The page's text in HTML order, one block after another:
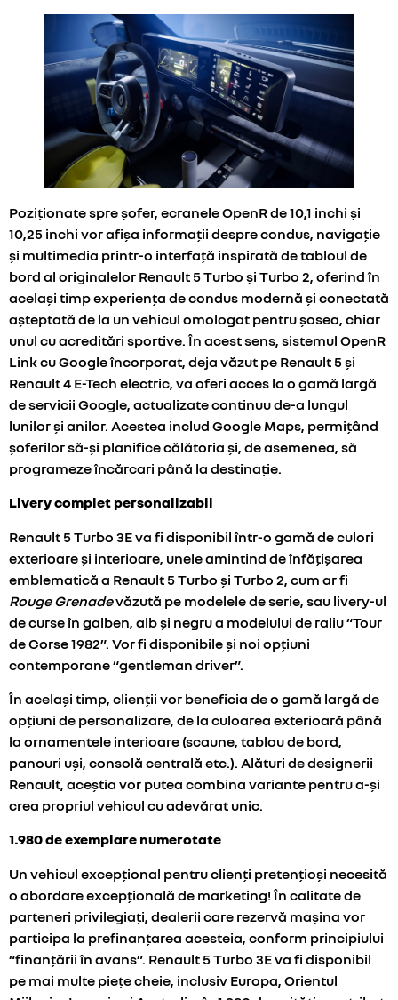
Poziționate spre șofer, ecranele OpenR de 10,1 inchi și
10,25 inchi vor afișa informații despre condus, navigație
și multimedia printr-o interfață inspirată de tabloul de
bord al originalelor Renault 5 Turbo și Turbo 2, oferind în
același timp experiența de condus modernă și conectată
așteptată de la un vehicul omologat pentru șosea, chiar
unul cu acreditări sportive. În acest sens, sistemul OpenR
Link cu Google încorporat, deja văzut pe Renault 5 și
Renault 4 E-Tech electric, va oferi acces la o gamă largă
de servicii Google, actualizate continuu de-a lungul
lunilor și anilor. Acestea includ Google Maps, permițând
șoferilor să-și planifice călătoria și, de asemenea, să
programeze încărcari până la destinație.
Livery complet personalizabil
Renault 5 Turbo 3E va fi disponibil într-o gamă de culori
exterioare și interioare, unele amintind de înfățișarea
emblematică a Renault 5 Turbo și Turbo 2, cum ar fi
Rouge Grenadevăzută pe modelele de serie, sau livery-ul
de curse în galben, alb și negru a modelului de raliu “Tour
de Corse 1982”. Vor fi disponibile și noi opțiuni
contemporane “gentleman driver”.
În același timp, clienții vor beneficia de o gamă largă de
opțiuni de personalizare, de la culoarea exterioară până
la ornamentele interioare (scaune, tablou de bord,
panouri uși, consolă centrală etc.). Alături de designerii
Renault, aceștia vor putea combina variante pentru a-și
crea propriul vehicul cu adevărat unic.
1.980 de exemplare numerotate
Un vehicul excepțional pentru clienți pretențioși necesită
o abordare excepțională de marketing! În calitate de
parteneri privilegiați, dealerii care rezervă mașina vor
participa la prefinanțarea acesteia, conform principiului
“finanțării în avans”. Renault 5 Turbo 3E va fi disponibil
pe mai multe piețe cheie, inclusiv Europa, Orientul